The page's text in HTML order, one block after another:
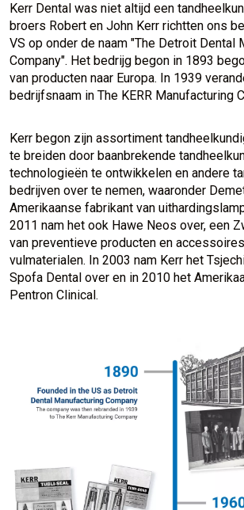
Kerr Dental was niet altijd een
broers Robert en John Kerr richtten ons
VS op onder de naam "The Detroit Dental
Company". Het bedrijg begon in 1893
van producten naar Europa. In 1939
bedrijfsnaam in The KERR Manufacturing
Kerr begon zijn assortiment
te breiden door baanbrekende
technologieën te ontwikkelen en andere
bedrijven over te nemen, waaronder
Amerikaanse fabrikant van
2011 nam het ook Hawe Neos over, een
van preventieve producten en
vulmaterialen. In 2003 nam Kerr het
Spofa Dental over en in 2010 het
Pentron Clinical.